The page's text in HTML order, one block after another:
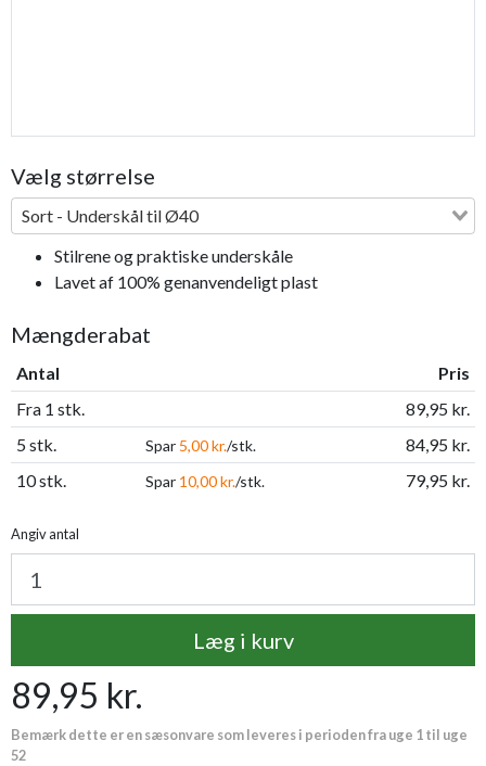
Vælg størrelse
Sort - Underskål til Ø40
Stilrene og praktiske underskåle
Lavet af 100% genanvendeligt plast
Mængderabat
Antal
Pris
Fra 1 stk.
89,95 kr.
5 stk.
Spar 5,00 kr./stk.
84,95 kr.
10 stk.
Spar 10,00 kr./stk. 79,95 kr.
Angiv antal
Læg i kurv
89,95 kr.
Bemærk dette er en sæsonvare som leveres i perioden fra uge 1 til uge
52